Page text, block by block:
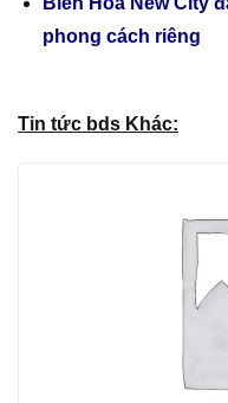
phong cách riêng
Tin tức bds Khác: